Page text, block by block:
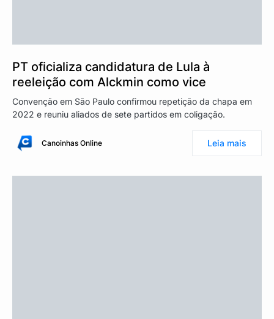
PT oficializa candidatura de Lula à
reeleição com Alckmin como vice
Convenção em São Paulo confirmou repetição da chapa em
2022 e reuniu aliados de sete partidos em coligação.
Canoinhas Online Leia mais